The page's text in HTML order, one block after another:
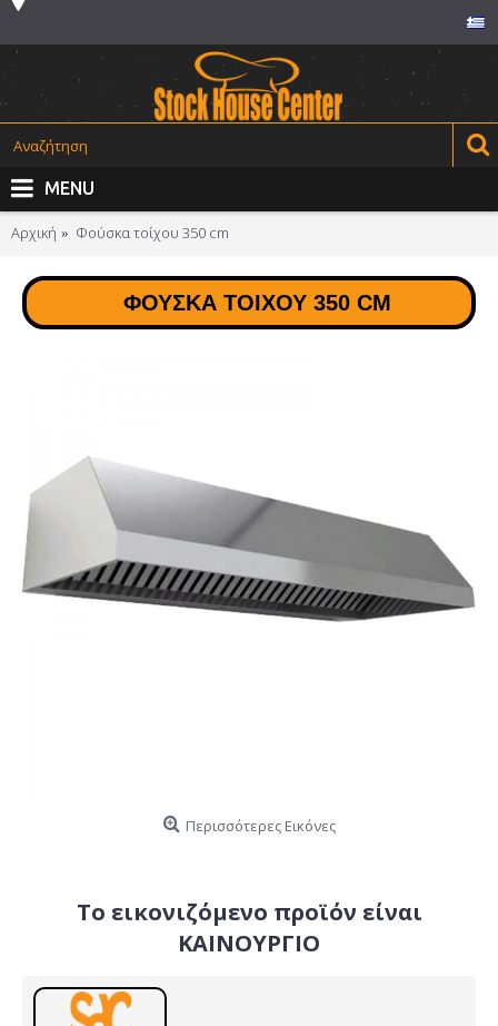
MENU
Αρχική Φούσκα τοίχου 350 cm
ΦΟΎΣΚΑ ΤΟΊΧΟΥ 350 CM
Περισσότερες Εικόνες
Το εικονιζόμενο προϊόν είναι
ΚΑΙΝΟΥΡΓΙΟ